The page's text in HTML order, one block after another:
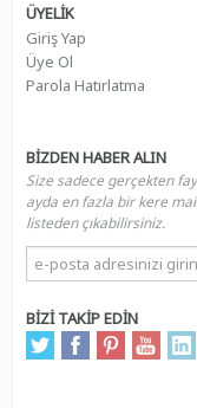
ÜYELİK
Giriş Yap
Üye Ol
Parola Hatırlatma
BİZDEN HABER ALIN
Size sadece gerçekten
ayda en fazla bir kere
listeden çıkabilirsiniz.
BİZİ TAKİP EDİN